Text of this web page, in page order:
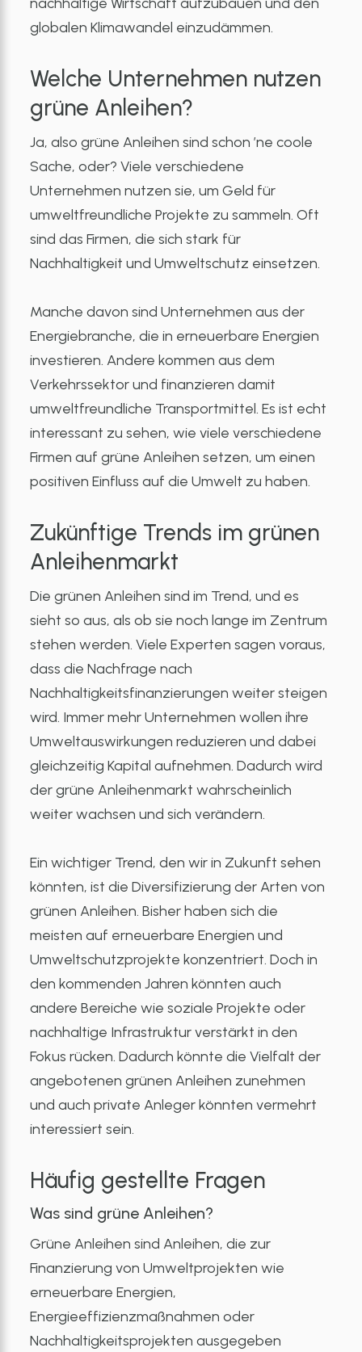
globalen Klimawandel einzudämmen.
Welche Unternehmen nutzen
grüne Anleihen?
Ja, also grüne Anleihen sind schon ’ne coole
Sache, oder? Viele verschiedene
Unternehmen nutzen sie, um Geld für
umweltfreundliche Projekte zu sammeln. Oft
sind das Firmen, die sich stark für
Nachhaltigkeit und Umweltschutz einsetzen.
Manche davon sind Unternehmen aus der
Energiebranche, die in erneuerbare Energien
investieren. Andere kommen aus dem
Verkehrssektor und finanzieren damit
umweltfreundliche Transportmittel. Es ist echt
interessant zu sehen, wie viele verschiedene
Firmen auf grüne Anleihen setzen, um einen
positiven Einfluss auf die Umwelt zu haben.
Zukünftige Trends im grünen
Anleihenmarkt
Die grünen Anleihen sind im Trend, und es
sieht so aus, als ob sie noch lange im Zentrum
stehen werden. Viele Experten sagen voraus,
dass die Nachfrage nach
Nachhaltigkeitsfinanzierungen weiter steigen
wird. Immer mehr Unternehmen wollen ihre
Umweltauswirkungen reduzieren und dabei
gleichzeitig Kapital aufnehmen. Dadurch wird
der grüne Anleihenmarkt wahrscheinlich
weiter wachsen und sich verändern.
Ein wichtiger Trend, den wir in Zukunft sehen
könnten, ist die Diversifizierung der Arten von
grünen Anleihen. Bisher haben sich die
meisten auf erneuerbare Energien und
Umweltschutzprojekte konzentriert. Doch in
den kommenden Jahren könnten auch
andere Bereiche wie soziale Projekte oder
nachhaltige Infrastruktur verstärkt in den
Fokus rücken. Dadurch könnte die Vielfalt der
angebotenen grünen Anleihen zunehmen
und auch private Anleger könnten vermehrt
interessiert sein.
Häufig gestellte Fragen
Was sind grüne Anleihen?
Grüne Anleihen sind Anleihen, die zur
Finanzierung von Umweltprojekten wie
erneuerbare Energien,
Energieeffizienzmaßnahmen oder
Nachhaltigkeitsprojekten ausgegeben